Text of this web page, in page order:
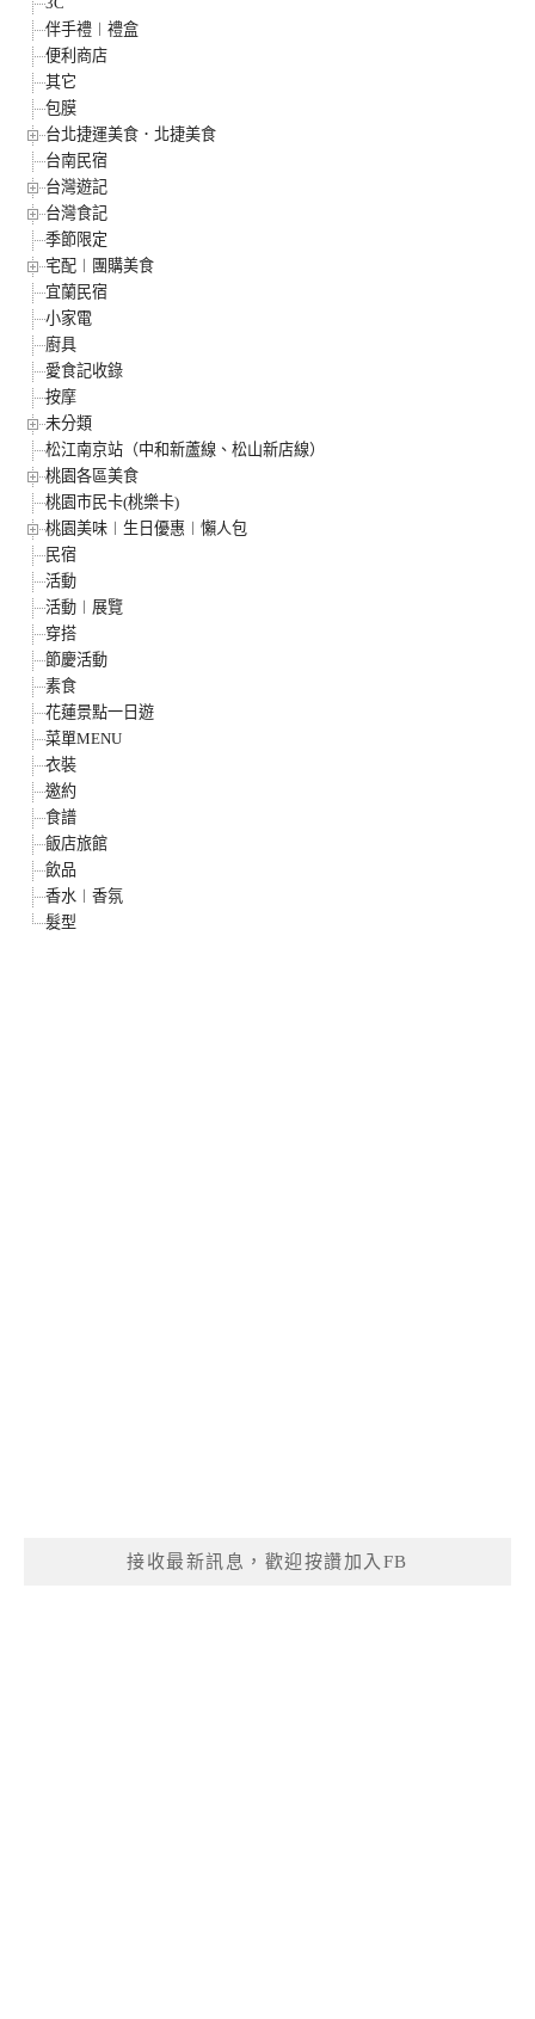
伴手禮︱禮盒
便利商店
其它
包膜
台北捷運美食．北捷美食
台南民宿
台灣遊記
台灣食記
季節限定
宅配︱團購美食
宜蘭民宿
小家電
廚具
愛食記收錄
按摩
未分類
松江南京站（中和新蘆線、松山新店線）
桃園各區美食
桃園市民卡(桃樂卡)
桃園美味︱生日優惠︱懶人包
民宿
活動
活動︱展覽
穿搭
節慶活動
素食
花蓮景點一日遊
菜單MENU
衣裝
邀約
食譜
飯店旅館
飲品
香水︱香氛
髮型
接收最新訊息，歡迎按讚加入FB